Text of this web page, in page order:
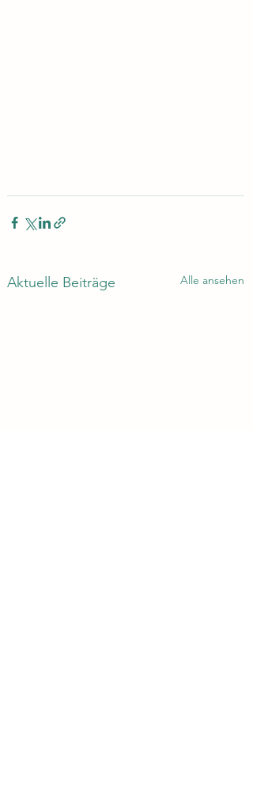
Aktuelle Beiträge Alle ansehen